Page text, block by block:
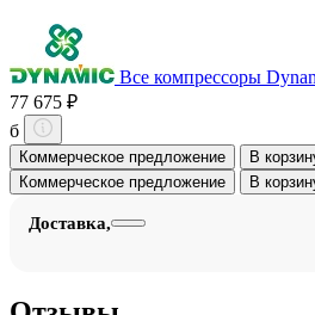
Все компрессоры
77 675 ₽
б
Коммерческое предложение
В
Коммерческое предложение
В
Доставка,